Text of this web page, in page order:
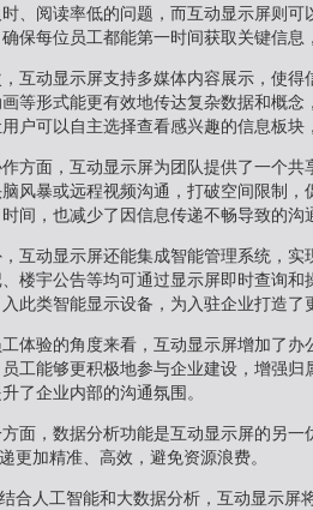
、阅读率低的问题，而互动显示屏则
保每位员工都能第一时间获取关键信息
互动显示屏支持多媒体内容展示，使
画等形式能更有效地传达复杂数据和概
户可以自主选择查看感兴趣的信息板块
方面，互动显示屏为团队提供了一个
风暴或远程视频沟通，打破空间限制
间，也减少了因信息传递不畅导致的沟
，互动显示屏还能集成智能管理系统，
楼宇公告等均可通过显示屏即时查询
此类智能显示设备，为入驻企业打造了
工体验的角度来看，互动显示屏增加了
员工能够更积极地参与企业建设，增强
了企业内部的沟通氛围。
方面，数据分析功能是互动显示屏的另
更加精准、高效，避免资源浪费。
人工智能和大数据分析，互动显示